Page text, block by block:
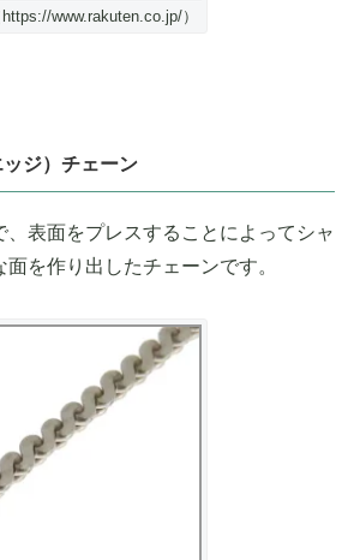
www.rakuten.co.jp/）
ジ）チェーン
、表面をプレスすることによってシャ
を作り出したチェーンです。